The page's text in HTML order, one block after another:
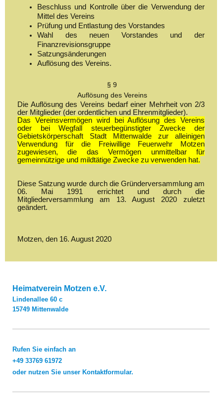
Beschluss und Kontrolle über die Verwendung der
Mittel des Vereins
Prüfung und Entlastung des Vorstandes
Wahl des neuen Vorstandes und der
Finanzrevisionsgruppe
Satzungsänderungen
Auflösung des Vereins.
§ 9
Auflösung des Vereins
Die Auflösung des Vereins bedarf einer Mehrheit von 2/3
der Mitglieder (der ordentlichen und Ehrenmitglieder).
Das Vereinsvermögen wird bei Auflösung des Vereins
oder bei Wegfall steuerbegünstigter Zwecke der
Gebietskörperschaft Stadt Mittenwalde zur alleinigen
Verwendung für die Freiwillige Feuerwehr Motzen
zugewiesen, die das Vermögen unmittelbar für
gemeinnützige und mildtätige Zwecke zu verwenden hat.
Diese Satzung wurde durch die Gründerversammlung am
06. Mai 1991 errichtet und durch die
Mitgliederversammlung am 13. August 2020 zuletzt
geändert.
Motzen, den 16. August 2020
Heimatverein Motzen e.V.
Lindenallee 60 c
15749 Mittenwalde
Rufen Sie einfach an
+49 33769 61972
oder nutzen Sie unser Kontaktformular.